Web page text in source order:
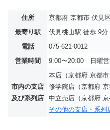
住所
京都府 京都市 伏見
最寄り駅
伏見桃山駅 徒歩 9分
電話
075-621-0012
営業時間
9:00〜20:00 日曜
市内の支店
及び系列店
本店（京都府 京都市
修学院店（京都府 京
中立売店（京都府 京
その他の支店・系列